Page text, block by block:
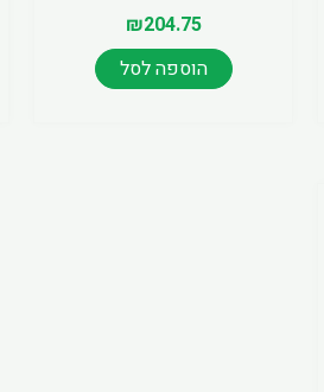
₪204.75
הוספה לסל